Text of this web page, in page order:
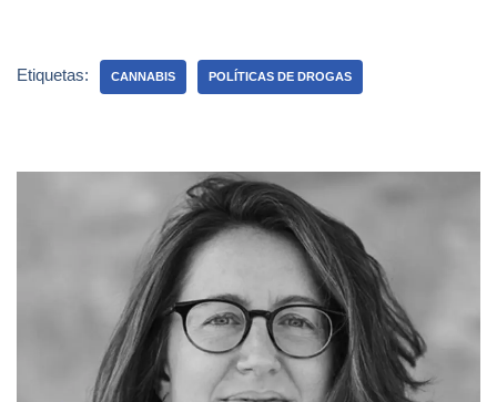
Etiquetas: CANNABIS POLÍTICAS DE DROGAS